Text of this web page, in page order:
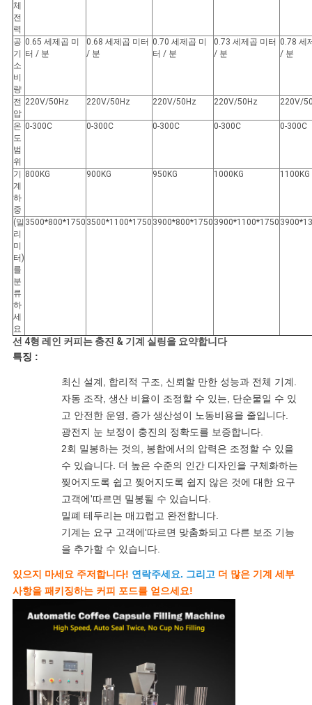
PRIVACY
POLICY
체
전
력
공
기
소
비
량
0.65 세제곱 미
터 / 분
0.68 세제곱 미터
/ 분
0.70 세제곱 미
터 / 분
0.73 세제곱 미터
/ 분
0.78 세
/ 분
전
압
220V/50Hz 220V/50Hz 220V/50Hz 220V/50Hz 220V/
온
도
범
위
0-300C 0-300C 0-300C 0-300C 0-300C
기
계
하
중
800KG 900KG 950KG 1000KG 1100KG
(밀
리
미
터)
를
분
류
하
세
요
3500*800*1750 3500*1100*1750 3900*800*1750 3900*1100*1750
선 4형 레인 커피는 충진 & 기계 실링을 요약합니다
특징 :
최신 설계, 합리적 구조, 신뢰할 만한 성능과 전체 기계.
자동 조작, 생산 비율이 조정할 수 있는, 단순물일 수 있
고 안전한 운영, 증가 생산성이 노동비용을 줄입니다.
광전지 눈 보정이 충진의 정확도를 보증합니다.
2회 밀봉하는 것의, 봉합에서의 압력은 조정할 수 있을
수 있습니다. 더 높은 수준의 인간 디자인을 구체화하는
찢어지도록 쉽고 찢어지도록 쉽지 않은 것에 대한 요구
고객에'따르면 밀봉될 수 있습니다.
밀폐 테두리는 매끄럽고 완전합니다.
기계는 요구 고객에'따르면 맞춤화되고 다른 보조 기능
을 추가할 수 있습니다.
있으지 마세요 주저합니다! 연락주세요. 그리고더 많은 기계 세부
사항을 패키징하는 커피 포드를 얻으세요!